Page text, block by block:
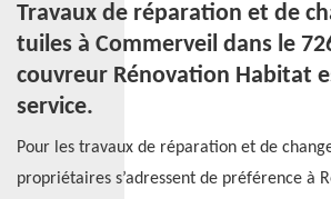
Travaux de réparation et de
tuiles à Commerveil dans le
couvreur Rénovation Habitat
service.
Pour les travaux de réparation et de
propriétaires s’adressent de préférence à